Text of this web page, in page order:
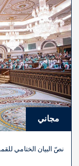
مجاني
نصّ البيان الختامي للقمة